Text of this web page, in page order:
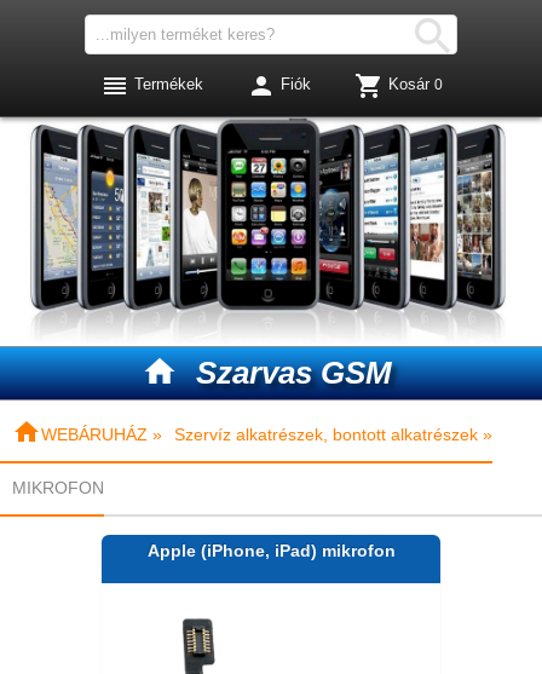
 Szarvas GSM

 Termékek  Fiók  Kosár 0
WEBÁRUHÁZ » Szervíz alkatrészek, bontott alkatrészek »
MIKROFON
Apple (iPhone, iPad) mikrofon